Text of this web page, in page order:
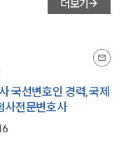
더보기
국선변호인 경력,국제
전문변호사